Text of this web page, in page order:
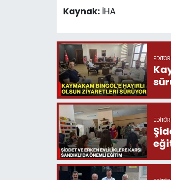
Kaynak: İHA